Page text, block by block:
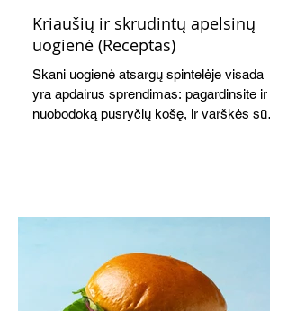
Kriaušių ir skrudintų apelsinų
uogienė (Receptas)
Skani uogienė atsargų spintelėje visada
yra apdairus sprendimas: pagardinsite ir
nuobodoką pusryčių košę, ir varškės sūrį,